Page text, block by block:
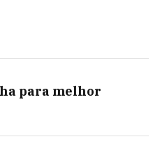
para melhor